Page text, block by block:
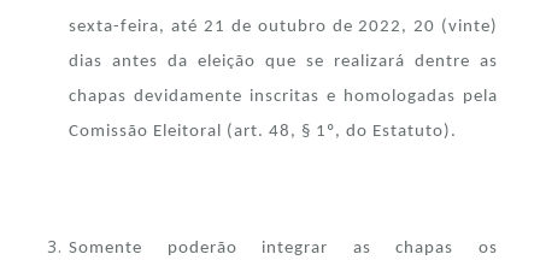
sexta-feira, até 21 de outubro de 2022, 20 (vinte)
dias antes da eleição que se realizará dentre as
chapas devidamente inscritas e homologadas pela
Comissão Eleitoral (art. 48, § 1º, do Estatuto).
Somente poderão integrar as chapas os